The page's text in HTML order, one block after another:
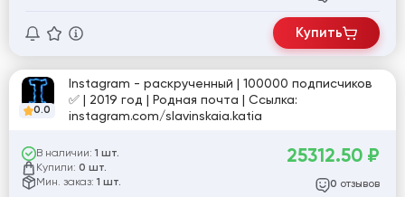
Купить
0.0
Instagram - раскрученный | 100000 подписчиков
✅ | 2019 год | Родная почта | Ссылка:
instagram.com/slavinskaia.katia
В наличии: 1 шт.
Купили: 0 шт.
Мин. заказ: 1 шт.
25312.50 ₽
0 отзывов